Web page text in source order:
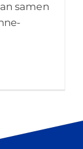
samen